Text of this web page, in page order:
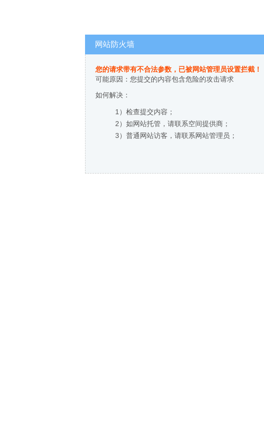
网站防火墙
您的请求带有不合法参数，已被网站管理员设置拦截！
可能原因：您提交的内容包含危险的攻击请求
如何解决：
1）检查提交内容；
2）如网站托管，请联系空间提供商；
3）普通网站访客，请联系网站管理员；